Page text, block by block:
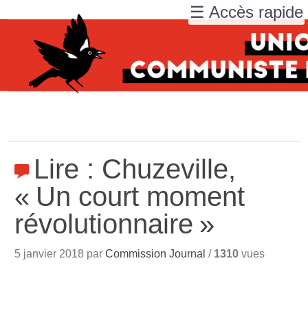
Lire : Chuzeville,
« Un court moment
révolutionnaire »
5 janvier 2018 parCommission Journal / 1310 vues
☰ Accès rapide